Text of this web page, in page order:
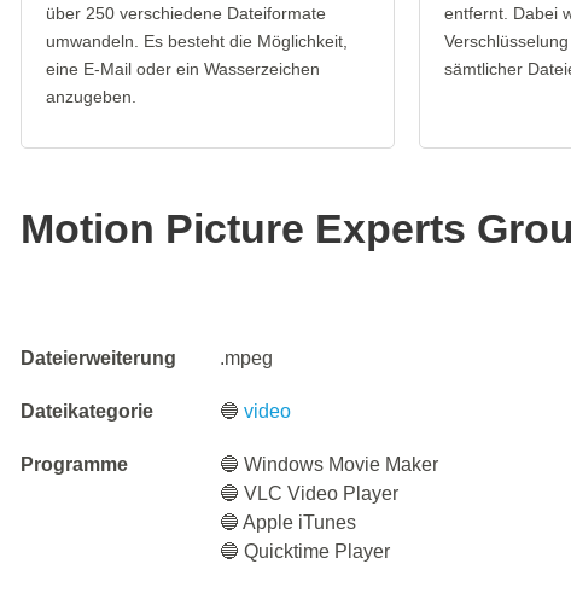
über 250 verschiedene Dateiformate
umwandeln. Es besteht die Möglichkeit,
eine E-Mail oder ein Wasserzeichen
anzugeben.
entfernt. Dabei
sämtlicher
Motion Picture Experts
Dateierweiterung .mpeg
Dateikategorie 🔵video
Programme
🔵 Windows Movie Maker
🔵 VLC Video Player
🔵 Apple iTunes
🔵 Quicktime Player